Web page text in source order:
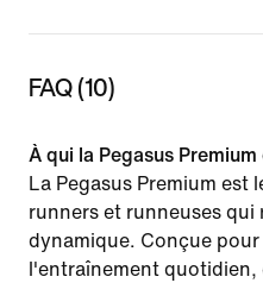
FAQ (10)
À qui la Pegasus
La Pegasus Premium est
runners et runneuses
dynamique. Conçue
l'entraînement